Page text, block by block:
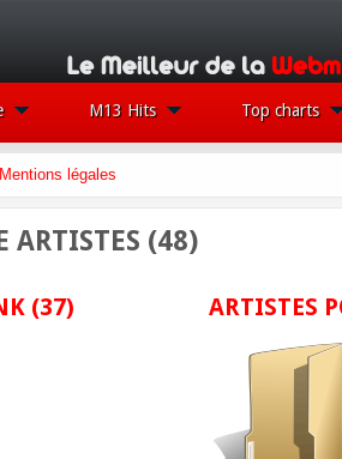
M13 Hits Top charts
Mentions légales
ARTISTES (48)
(37) ARTISTES